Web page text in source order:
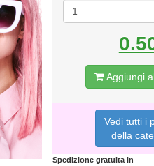
Aggiungi
Vedi tutti i
della
Spedizione gratuita in